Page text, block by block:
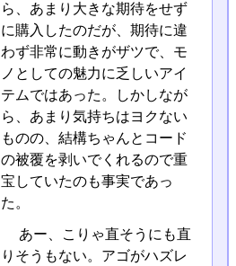
ら、あまり大きな期待をせず
に購入したのだが、期待に違
わず非常に動きがザツで、モ
ノとしての魅力に乏しいアイ
テムではあった。しかしなが
ら、あまり気持ちはヨクない
ものの、結構ちゃんとコード
の被覆を剥いでくれるので重
宝していたのも事実であっ
た。
あー、こりゃ直そうにも直
りそうもない。アゴがハズレ